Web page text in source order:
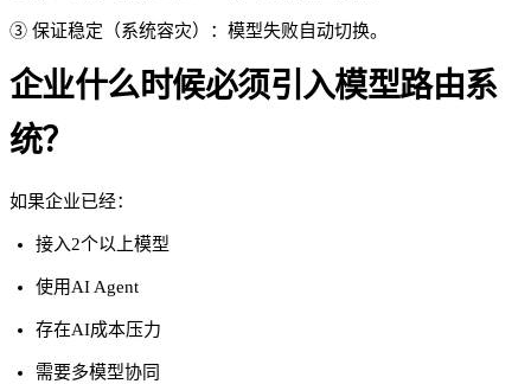
③ 保证稳定（系统容灾）：模型失败自动切换。
企业什么时候必须引入模型路由系
统？
如果企业已经：
接入2个以上模型
使用AI Agent
存在AI成本压力
需要多模型协同